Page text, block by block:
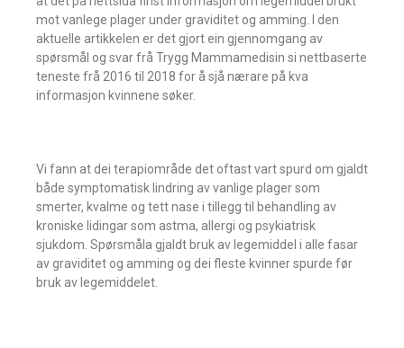
mot vanlege plager under graviditet og amming. I den
aktuelle artikkelen er det gjort ein gjennomgang av
spørsmål og svar frå Trygg Mammamedisin si nettbaserte
teneste frå 2016 til 2018 for å sjå nærare på kva
informasjon kvinnene søker.
Vi fann at dei terapiområde det oftast vart spurd om gjaldt
både symptomatisk lindring av vanlige plager som
smerter, kvalme og tett nase i tillegg til behandling av
kroniske lidingar som astma, allergi og psykiatrisk
sjukdom. Spørsmåla gjaldt bruk av legemiddel i alle fasar
av graviditet og amming og dei fleste kvinner spurde før
bruk av legemiddelet.